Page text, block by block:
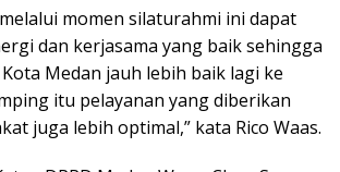
momen silaturahmi ini dapat
dan kerjasama yang baik sehingga
Medan jauh lebih baik lagi ke
itu pelayanan yang diberikan
juga lebih optimal,” kata Rico Waas.